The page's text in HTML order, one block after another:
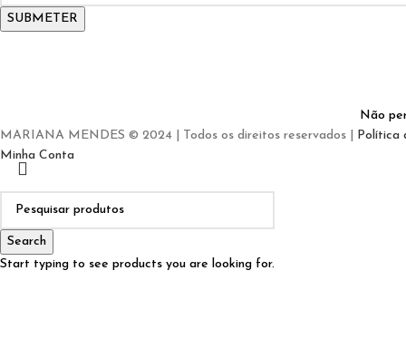
SUBMETER
Não
MARIANA MENDES © 2024 | Todos os direitos reservados |
Política
Search
Start typing to see products you are looking for.
Minha Conta